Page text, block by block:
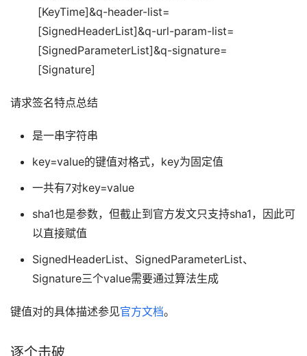
[KeyTime]&q-header-list=
[SignedHeaderList]&q-url-param-list=
[SignedParameterList]&q-signature=
[Signature]
请求签名特点总结
是一串字符串
key=value的键值对格式，key为固定值
一共有7对key=value
sha1也是参数，但截止到官方发文只支持sha1，因此可
以直接赋值
SignedHeaderList、SignedParameterList、
Signature三个value需要通过算法生成
键值对的具体描述参见官方文档。
逐个击破